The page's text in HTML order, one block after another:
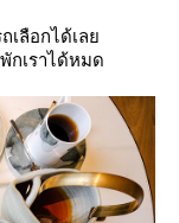
เลือกได้เล
กเราได้หมด